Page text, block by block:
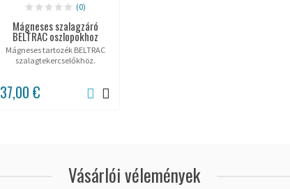
(0)
Mágneses szalagzáró
BELTRAC oszlopokhoz
Mágneses tartozék BELTRAC
szalagtekercselőkhöz.
37,00 €
Vásárlói vélemények